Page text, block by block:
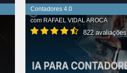
Contadores 4.0
com RAFAEL VIDAL AROCA
822 avaliações